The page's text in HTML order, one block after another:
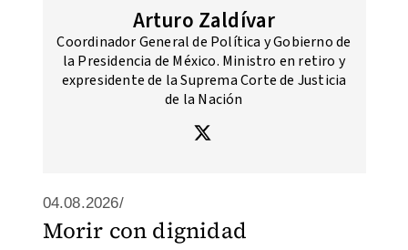
Arturo Zaldívar
Coordinador General de Política y Gobierno de
la Presidencia de México. Ministro en retiro y
expresidente de la Suprema Corte de Justicia
de la Nación
04.08.2026/
Morir con dignidad